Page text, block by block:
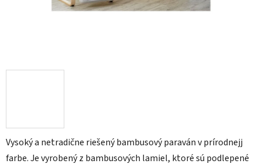
Vysoký a netradične riešený bambusový paraván v prírodnejj
farbe. Je vyrobený z bambusových lamiel, ktoré sú podlepené